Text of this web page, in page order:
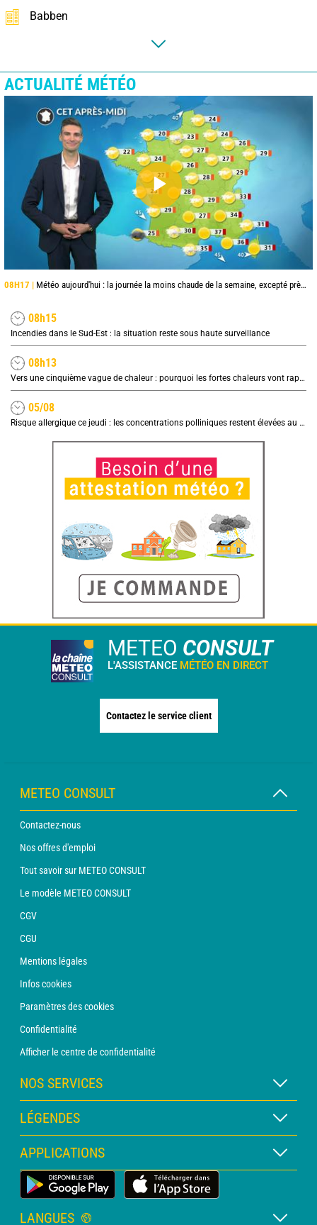
Babben
ACTUALITÉ MÉTÉO
08H17 | Météo aujourd'hui : la journée la moins chaude de la semaine, excepté près de la Méditerranée
08h15
Incendies dans le Sud-Est : la situation reste sous haute surveillance
08h13
Vers une cinquième vague de chaleur : pourquoi les fortes chaleurs vont rapidement revenir en France
05/08
Risque allergique ce jeudi : les concentrations polliniques restent élevées au nord
METEO CONSULT
L'ASSISTANCE MÉTÉO EN DIRECT
Contactez le service client
METEO CONSULT
Contactez-nous
Nos offres d'emploi
Tout savoir sur METEO CONSULT
Le modèle METEO CONSULT
CGV
CGU
Mentions légales
Infos cookies
Paramètres des cookies
Confidentialité
Afficher le centre de confidentialité
NOS SERVICES
Abonnement METEO Xpert
Abonnement METEO PRO
Consultation avec un prévisionniste
Bulletin PRO
LÉGENDES
Légende des cartes
Légende des pictogrammes
Glossaire
APPLICATIONS
Application Météo Terrestre
LANGUES